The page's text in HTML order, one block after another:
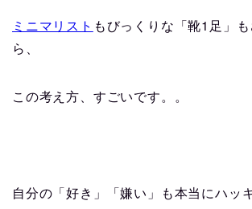
ミニマリスト もびっくりな「靴1 足」
ら、
この考え方、すごいです。。
自分の「好き」「嫌い」も本当にハッ